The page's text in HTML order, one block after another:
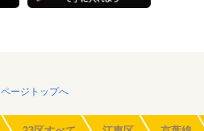
ページトップへ